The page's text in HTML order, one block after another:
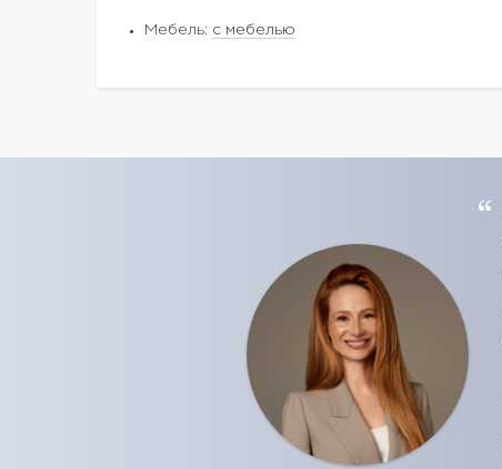
Мебель: с мебелью